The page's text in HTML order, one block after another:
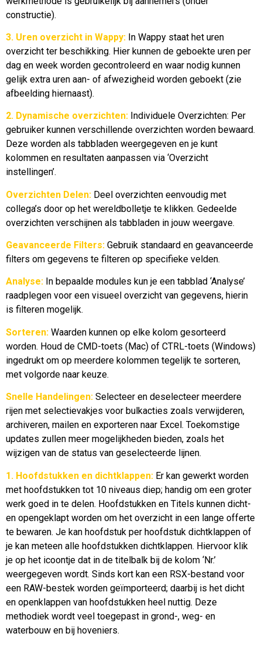
constructie).
3. Uren overzicht in Wappy: In Wappy staat het uren
overzicht ter beschikking. Hier kunnen de geboekte uren per
dag en week worden gecontroleerd en waar nodig kunnen
gelijk extra uren aan- of afwezigheid worden geboekt (zie
afbeelding hiernaast).
2. Dynamische overzichten: Individuele Overzichten: Per
gebruiker kunnen verschillende overzichten worden bewaard.
Deze worden als tabbladen weergegeven en je kunt
kolommen en resultaten aanpassen via ‘Overzicht
instellingen’.
Overzichten Delen: Deel overzichten eenvoudig met
collega’s door op het wereldbolletje te klikken. Gedeelde
overzichten verschijnen als tabbladen in jouw weergave.
Geavanceerde Filters: Gebruik standaard en geavanceerde
filters om gegevens te filteren op specifieke velden.
Analyse: In bepaalde modules kun je een tabblad ‘Analyse’
raadplegen voor een visueel overzicht van gegevens, hierin
is filteren mogelijk.
Sorteren: Waarden kunnen op elke kolom gesorteerd
worden. Houd de CMD-toets (Mac) of CTRL-toets (Windows)
ingedrukt om op meerdere kolommen tegelijk te sorteren,
met volgorde naar keuze.
Snelle Handelingen: Selecteer en deselecteer meerdere
rijen met selectievakjes voor bulkacties zoals verwijderen,
archiveren, mailen en exporteren naar Excel. Toekomstige
updates zullen meer mogelijkheden bieden, zoals het
wijzigen van de status van geselecteerde lijnen.
1. Hoofdstukken en dichtklappen: Er kan gewerkt worden
met hoofdstukken tot 10 niveaus diep; handig om een groter
werk goed in te delen. Hoofdstukken en Titels kunnen dicht-
en opengeklapt worden om het overzicht in een lange offerte
te bewaren. Je kan hoofdstuk per hoofdstuk dichtklappen of
je kan meteen alle hoofdstukken dichtklappen. Hiervoor klik
je op het icoontje dat in de titelbalk bij de kolom ‘Nr.’
weergegeven wordt. Sinds kort kan een RSX-bestand voor
een RAW-bestek worden geïmporteerd; daarbij is het dicht
en openklappen van hoofdstukken heel nuttig. Deze
methodiek wordt veel toegepast in grond-, weg- en
waterbouw en bij hoveniers.